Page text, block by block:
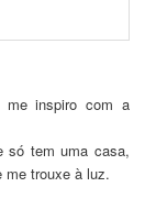
inspiro com a
só tem uma casa,
me trouxe à luz.